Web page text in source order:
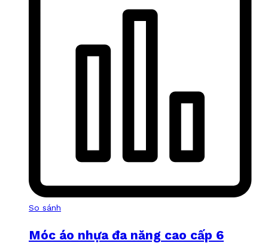
So sánh
Móc áo nhựa đa năng cao cấp 6